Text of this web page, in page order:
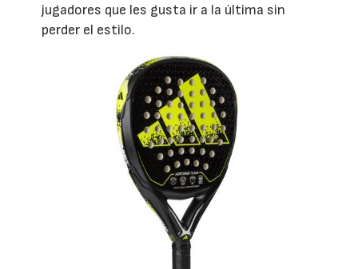
jugadores que les gusta ir a la última sin
perder el estilo.